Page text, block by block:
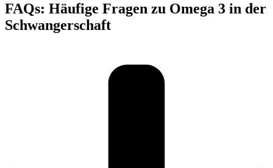
FAQs: Häufige Fragen zu Omega 3 in der
Schwangerschaft